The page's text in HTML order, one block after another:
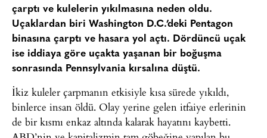
çarptı ve kulelerin yıkılmasına neden oldu.
Uçaklardan biri Washington D.C.’deki Pentagon
binasına çarptı ve hasara yol açtı. Dördüncü uçak
ise iddiaya göre uçakta yaşanan bir boğuşma
sonrasında Pennsylvania kırsalına düştü.
İkiz kuleler çarpmanın etkisiyle kısa sürede yıkıldı,
binlerce insan öldü. Olay yerine gelen itfaiye erlerinin
de bir kısmı enkaz altında kalarak hayatını kaybetti.